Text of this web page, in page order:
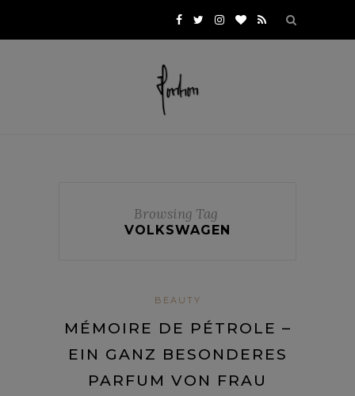
Browsing Tag
VOLKSWAGEN
BEAUTY
MÉMOIRE DE PÉTROLE –
EIN GANZ BESONDERES
PARFUM VON FRAU